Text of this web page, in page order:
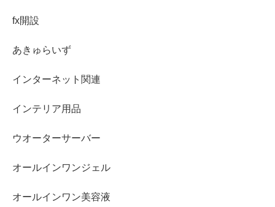
fx開設
あきゅらいず
インターネット関連
インテリア用品
ウオーターサーバー
オールインワンジェル
オールインワン美容液